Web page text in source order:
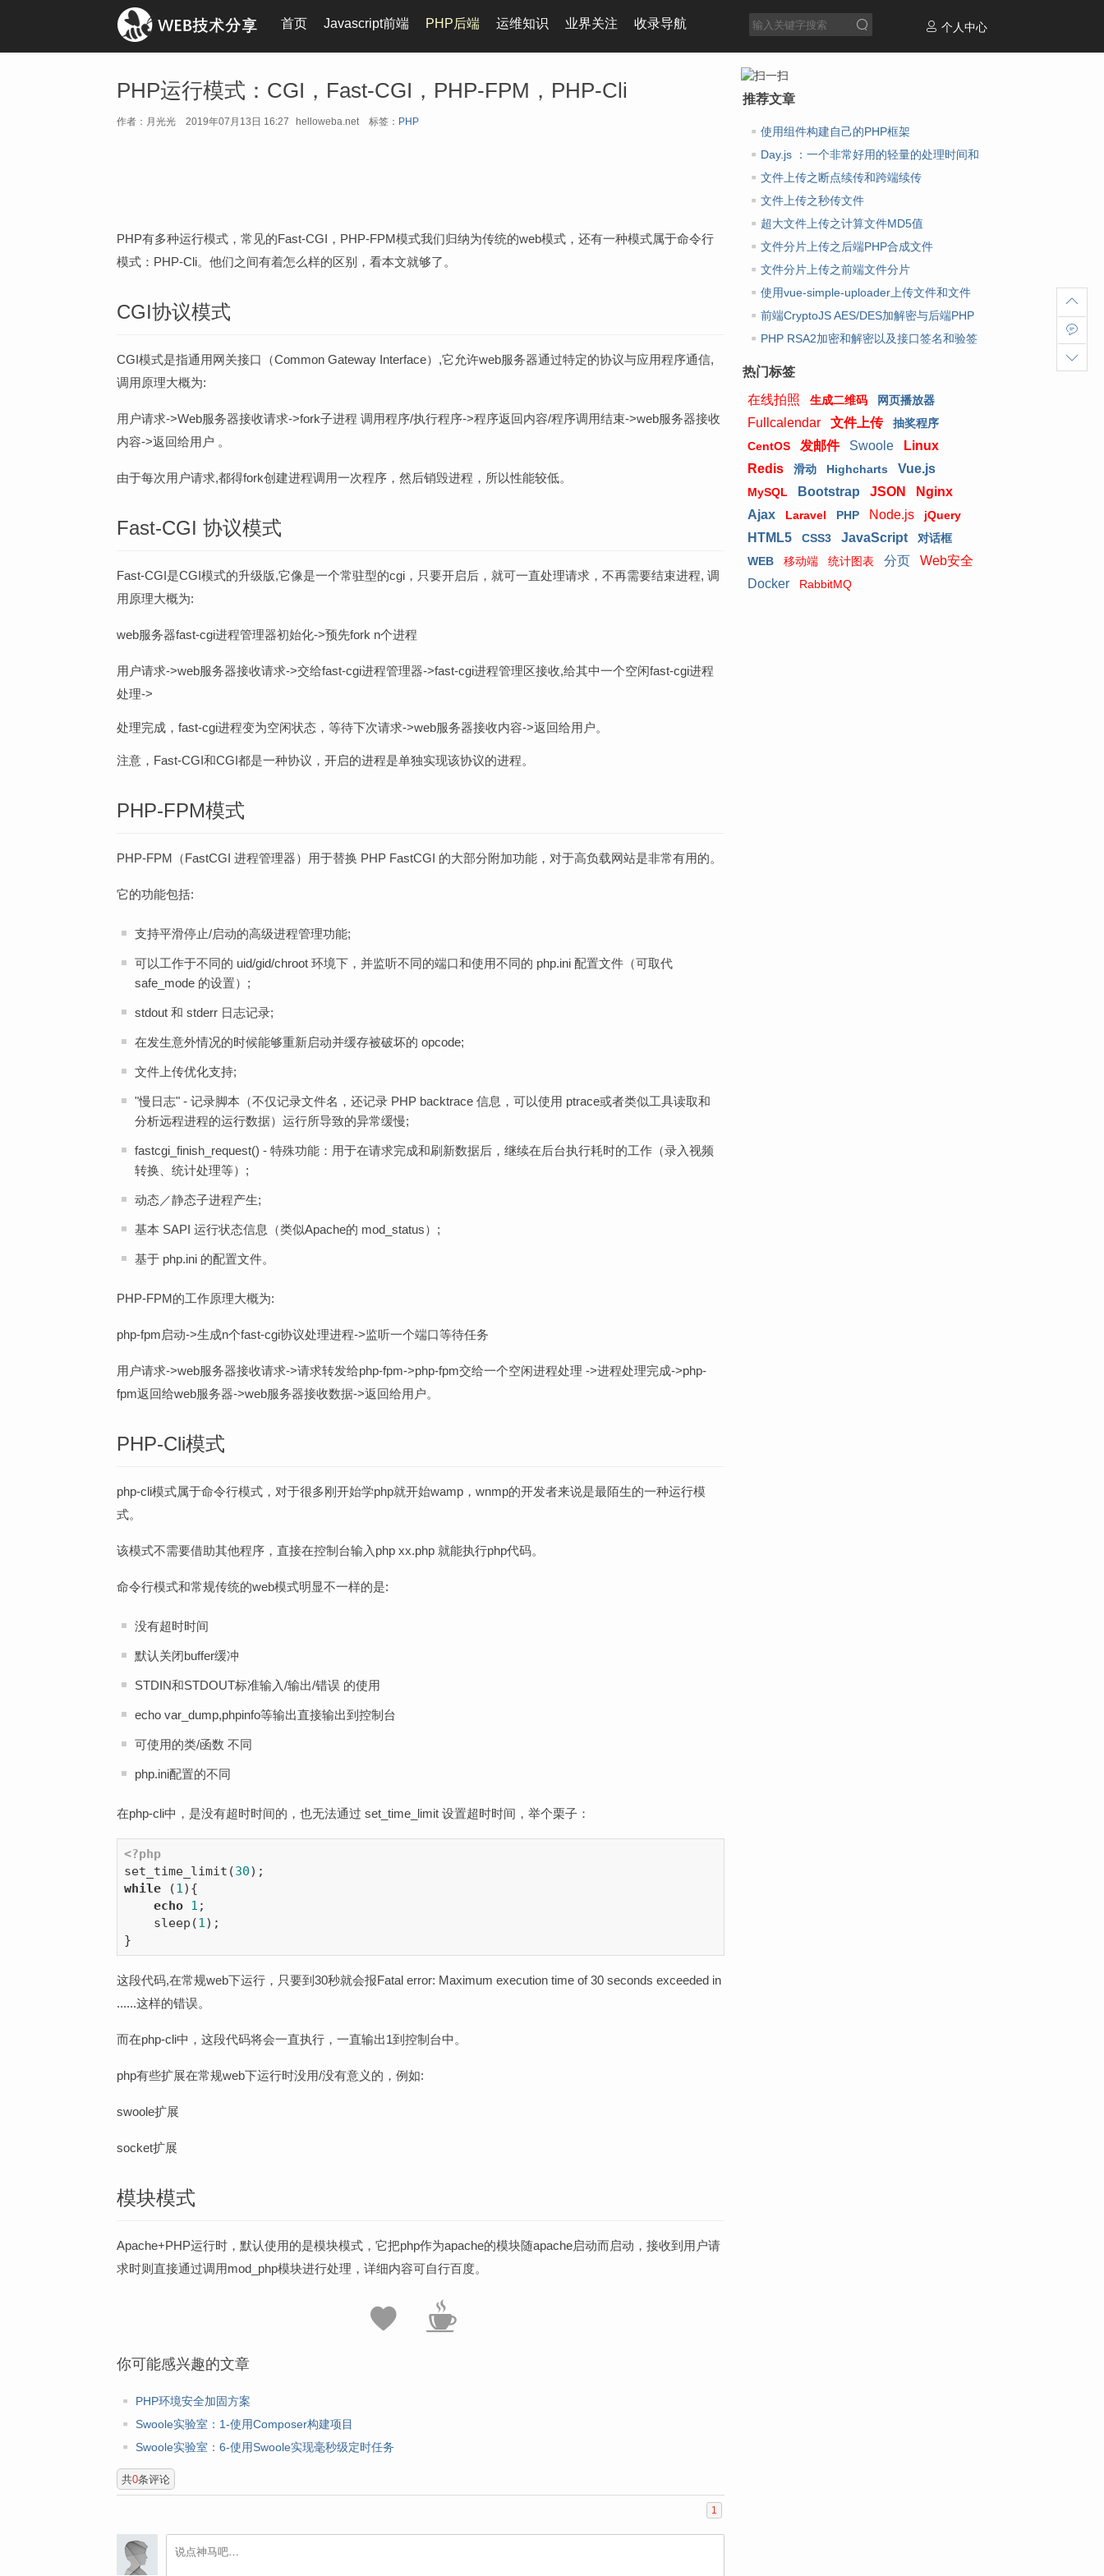
首页 Javascript前端 PHP后端 运维知识 业界关注 收录导航 个人中心
PHP运行模式：CGI，Fast-CGI，PHP-FPM，PHP-Cli
作者：月光光 2019年07月13日 16:27 helloweba.net 标签： PHP
PHP有多种运行模式，常见的Fast-CGI，PHP-FPM模式我们归纳为传统的web模式，还有一种模式属于命令行
模式：PHP-Cli。他们之间有着怎么样的区别，看本文就够了。
CGI协议模式
CGI模式是指通用网关接口（Common Gateway Interface）,它允许web服务器通过特定的协议与应用程序通信,
调用原理大概为:
用户请求->Web服务器接收请求->fork子进程 调用程序/执行程序->程序返回内容/程序调用结束->web服务器接收
内容->返回给用户 。
由于每次用户请求,都得fork创建进程调用一次程序，然后销毁进程，所以性能较低。
Fast-CGI 协议模式
Fast-CGI是CGI模式的升级版,它像是一个常驻型的cgi，只要开启后，就可一直处理请求，不再需要结束进程, 调
用原理大概为:
web服务器fast-cgi进程管理器初始化->预先fork n个进程
用户请求->web服务器接收请求->交给fast-cgi进程管理器->fast-cgi进程管理区接收,给其中一个空闲fast-cgi进程
处理->
处理完成，fast-cgi进程变为空闲状态，等待下次请求->web服务器接收内容->返回给用户。
注意，Fast-CGI和CGI都是一种协议，开启的进程是单独实现该协议的进程。
PHP-FPM模式
PHP-FPM（FastCGI 进程管理器）用于替换 PHP FastCGI 的大部分附加功能，对于高负载网站是非常有用的。
它的功能包括:
支持平滑停止/启动的高级进程管理功能;
可以工作于不同的 uid/gid/chroot 环境下，并监听不同的端口和使用不同的 php.ini 配置文件（可取代
safe_mode 的设置）;
stdout 和 stderr 日志记录;
在发生意外情况的时候能够重新启动并缓存被破坏的 opcode;
文件上传优化支持;
"慢日志" - 记录脚本（不仅记录文件名，还记录 PHP backtrace 信息，可以使用 ptrace或者类似工具读取和
分析远程进程的运行数据）运行所导致的异常缓慢;
fastcgi_finish_request() - 特殊功能：用于在请求完成和刷新数据后，继续在后台执行耗时的工作（录入视频
转换、统计处理等）;
动态／静态子进程产生;
基本 SAPI 运行状态信息（类似Apache的 mod_status）;
基于 php.ini 的配置文件。
PHP-FPM的工作原理大概为:
php-fpm启动->生成n个fast-cgi协议处理进程->监听一个端口等待任务
用户请求->web服务器接收请求->请求转发给php-fpm->php-fpm交给一个空闲进程处理 ->进程处理完成->php-
fpm返回给web服务器->web服务器接收数据->返回给用户。
PHP-Cli模式
php-cli模式属于命令行模式，对于很多刚开始学php就开始wamp，wnmp的开发者来说是最陌生的一种运行模
式。
该模式不需要借助其他程序，直接在控制台输入php xx.php 就能执行php代码。
命令行模式和常规传统的web模式明显不一样的是:
没有超时时间
默认关闭buffer缓冲
STDIN和STDOUT标准输入/输出/错误 的使用
echo var_dump,phpinfo等输出直接输出到控制台
可使用的类/函数 不同
php.ini配置的不同
在php-cli中，是没有超时时间的，也无法通过 set_time_limit 设置超时时间，举个栗子：
<?php
set_time_limit(30
while (1 ){
echo 1 ;
    sleep(
1 );
这段代码,在常规web下运行，只要到30秒就会报Fatal error: Maximum execution time of 30 seconds exceeded in
......这样的错误。
而在php-cli中，这段代码将会一直执行，一直输出1到控制台中。
php有些扩展在常规web下运行时没用/没有意义的，例如:
swoole扩展
socket扩展
模块模式
Apache+PHP运行时，默认使用的是模块模式，它把php作为apache的模块随apache启动而启动，接收到用户请
求时则直接通过调用mod_php模块进行处理，详细内容可自行百度。
你可能感兴趣的文章
PHP环境安全加固方案
Swoole实验室：1-使用Composer构建项目
Swoole实验室：6-使用Swoole实现毫秒级定时任务
共0条评论
1
推荐文章
使用组件构建自己的PHP框架
Day.js ：一个非常好用的轻量的处理时间和
日期库
文件上传之断点续传和跨端续传
文件上传之秒传文件
超大文件上传之计算文件MD5值
文件分片上传之后端PHP合成文件
文件分片上传之前端文件分片
使用vue-simple-uploader上传文件和文件
夹 前端CryptoJS AES/DES加解密与后端PHP
AES/DES加解密
PHP RSA2加密和解密以及接口签名和验签
热门标签
在线拍照
生成二维码 网页播放器
Fullcalendar 文件上传
抽奖程序
CentOS
发邮件 Swoole
Linux
Redis
滑动 Highcharts Vue.js
MySQL Bootstrap JSON
Nginx
Ajax
Laravel PHP Node.js jQuery
HTML5 CSS3 JavaScript
对话框
WEB
移动端 统计图表 分页
Web安全
Docker
RabbitMQ